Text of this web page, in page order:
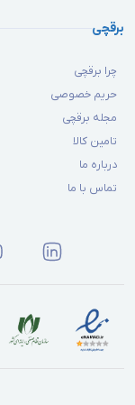
برقچی
چرا برقچی
حریم خصوصی
مجله برقچی
تامین کالا
درباره ما
تماس با ما